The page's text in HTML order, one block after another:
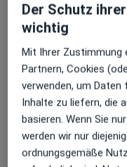
Der Schutz
wichtig
Mit Ihrer Zustimmung
Partnern, Cookies
verwenden, um
Inhalte zu liefern, die
basieren. Wenn Sie
werden wir nur
ordnungsgemäße